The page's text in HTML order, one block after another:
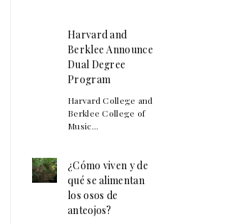
Harvard and
Berklee Announce
Dual Degree
Program
Harvard College and
Berklee College of
Music...
¿Cómo viven y de
qué se alimentan
los osos de
anteojos?